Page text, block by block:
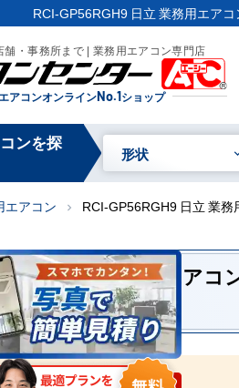
RCI-GP56RGH9 日立 業務用エア
舗・事務所まで | 業務用エアコン専門店
アコンオンラインNo.1ショップ
ンを探
形状
エアコン chevron_right
RCI-GP56RGH9 日立 業
日立 業務用エア
ヤードリモコン
全国工事対応